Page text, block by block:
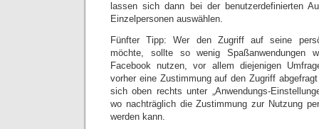
lassen sich dann bei der benutzerdefinierten
Einzelpersonen auswählen.
Fünfter Tipp: Wer den Zugriff auf seine
möchte, sollte so wenig Spaßanwendungen
Facebook nutzen, vor allem diejenigen
vorher eine Zustimmung auf den Zugriff
sich oben rechts unter „Anwendungs-
wo nachträglich die Zustimmung zur Nutzung
werden kann.